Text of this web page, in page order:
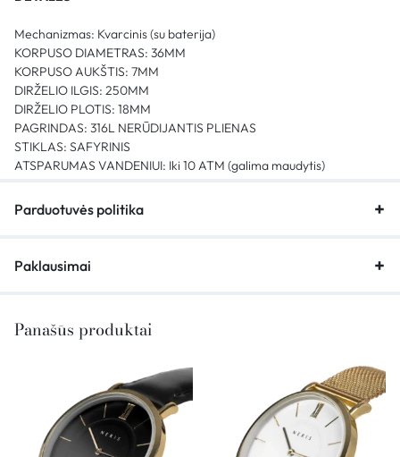
Mechanizmas: Kvarcinis (su baterija)
KORPUSO DIAMETRAS: 36MM
KORPUSO AUKŠTIS: 7MM
DIRŽELIO ILGIS: 250MM
DIRŽELIO PLOTIS: 18MM
PAGRINDAS: 316L NERŪDIJANTIS PLIENAS
STIKLAS: SAFYRINIS
ATSPARUMAS VANDENIUI: Iki 10 ATM (galima maudytis)
Parduotuvės politika
Paklausimai
Panašūs produktai